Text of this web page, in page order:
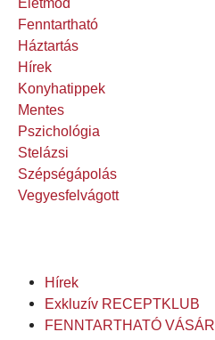
Életmód
Fenntartható
Háztartás
Hírek
Konyhatippek
Mentes
Pszichológia
Stelázsi
Szépségápolás
Vegyesfelvágott
Hírek
Exkluzív RECEPTKLUB
FENNTARTHATÓ